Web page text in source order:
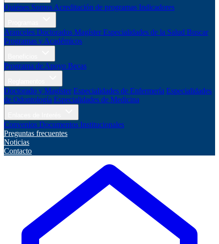
Quiénes Somos Acreditación de programas Indicadores
Aranceles Doctorados Magíster Especialidades de la Salud Buscar
Programas y Académicos
Programa de Apoyo Becas
Doctorado y Magíster Especialidades de Enfermería Especialidades
de Odontología Especialidades de Medicina
Convenios Documentos Institucionales
Preguntas frecuentes
Noticias
Contacto